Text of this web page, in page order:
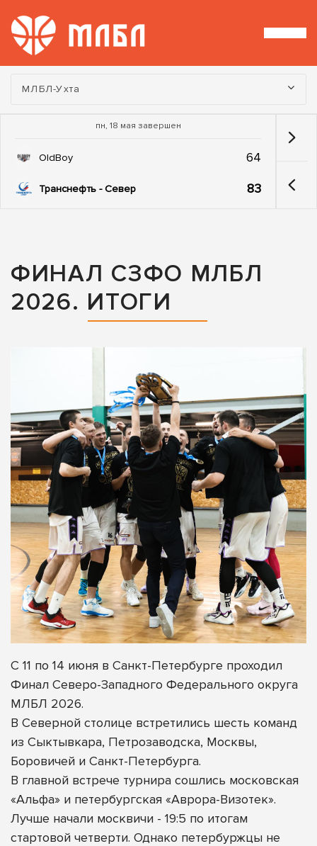
Турнир:
МЛБЛ-Ухта
пн, 18 мая завершен
OldBoy 64
Транснефть - Север 83
ФИНАЛ СЗФО МЛБЛ
2026. ИТОГИ
С 11 по 14 июня в Санкт-Петербурге проходил
Финал Северо-Западного Федерального округа
МЛБЛ 2026.
В Северной столице встретились шесть команд
из Сыктывкара, Петрозаводска, Москвы,
Боровичей и Санкт-Петербурга.
В главной встрече турнира сошлись московская
«Альфа» и петербургская «Аврора-Визотек».
Лучше начали москвичи - 19:5 по итогам
стартовой четверти. Однако петербуржцы не